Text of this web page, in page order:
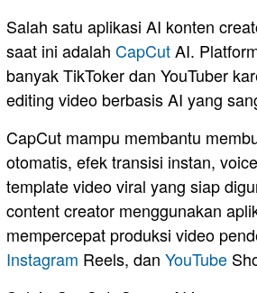
Salah satu aplikasi AI konten
saat ini adalah CapCutAI⁠.
banyak TikToker dan YouTuber
editing video berbasis AI yang
CapCut mampu membantu
otomatis, efek transisi instan,
template video viral yang siap
content creator menggunakan
mempercepat produksi video
Instagram Reels, dan YouTube